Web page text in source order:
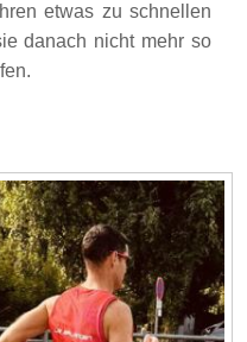
etwas zu schnellen
danach nicht mehr so